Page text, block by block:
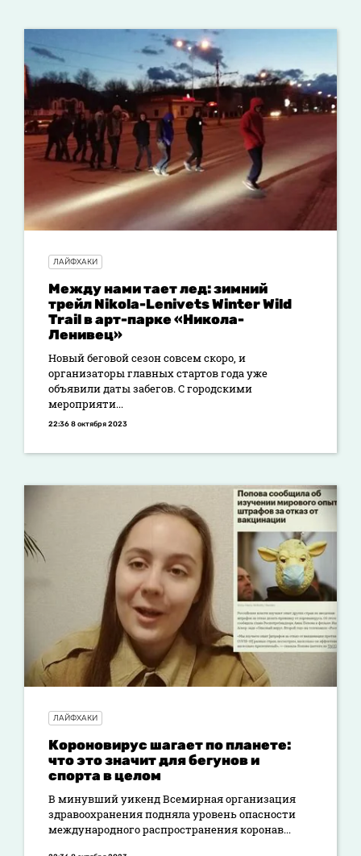
ЛАЙФХАКИ
Между нами тает лед: зимний
трейл Nikola-Lenivets Winter Wild
Trail в арт-парке «Никола-
Ленивец»
Новый беговой сезон совсем скоро, и
организаторы главных стартов года уже
объявили даты забегов. С городскими
мероприяти...
22:36 8 октября 2023
ЛАЙФХАКИ
Короновирус шагает по планете:
что это значит для бегунов и
спорта в целом
В минувший уикенд Всемирная организация
здравоохранения подняла уровень опасности
международного распространения коронав...